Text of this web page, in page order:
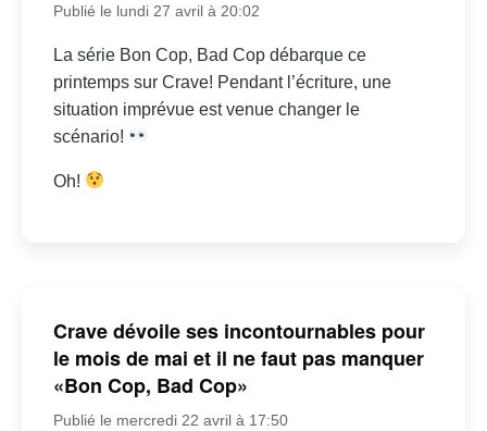
Publié le lundi 27 avril à 20:02
La série Bon Cop, Bad Cop débarque ce
printemps sur Crave! Pendant l’écriture, une
situation imprévue est venue changer le
scénario!
Oh!
Crave dévoile ses incontournables pour
le mois de mai et il ne faut pas manquer
«Bon Cop, Bad Cop»
Publié le mercredi 22 avril à 17:50